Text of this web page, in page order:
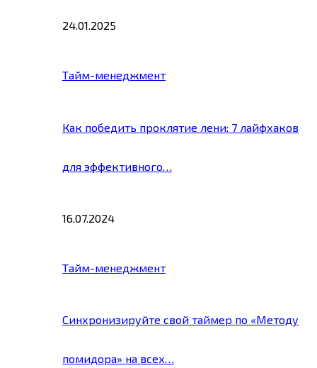
24.01.2025
Тайм-менеджмент
Как победить проклятие лени: 7 лайфхаков
для эффективного…
16.07.2024
Тайм-менеджмент
Синхронизируйте свой таймер по «Методу
помидора» на всех…